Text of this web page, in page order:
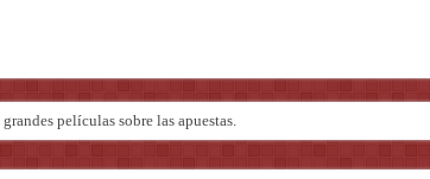
películas sobre las apuestas.
Premonition’